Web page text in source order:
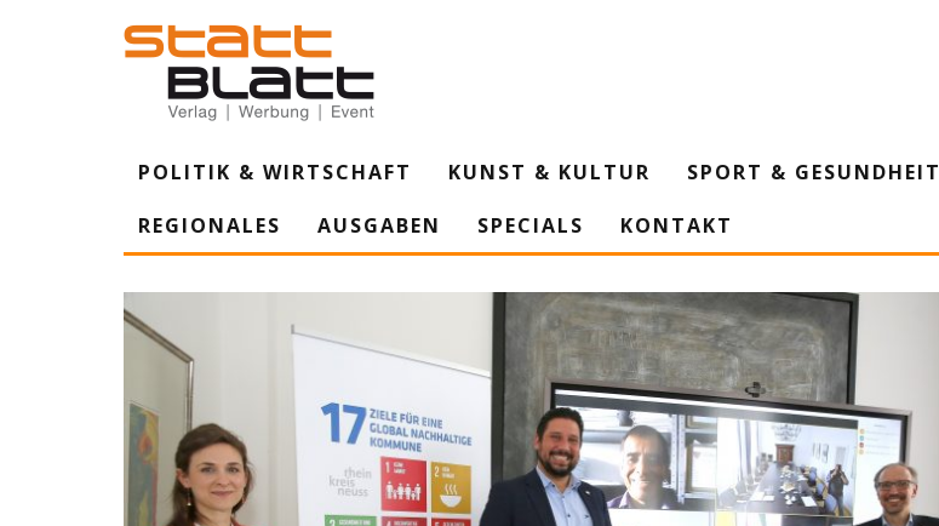
POLITIK & WIRTSCHAFT KUNST & KULTUR SPORT & GESUNDHEIT
REGIONALES
AUSGABEN SPECIALS KONTAKT